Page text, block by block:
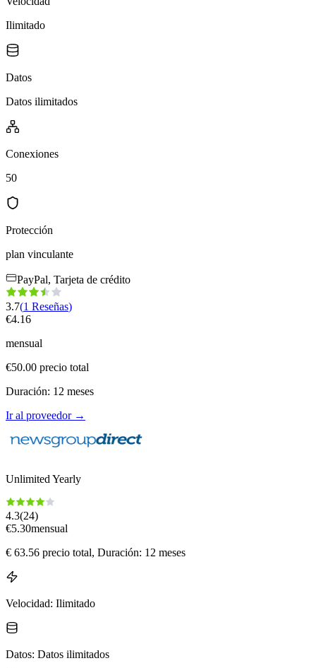
Ilimitado
Datos
Datos ilimitados
Conexiones
50
Protección
plan vinculante
PayPal, Tarjeta de crédito
3.7(1 Reseñas)
€4.16
mensual
€50.00 precio total
Duración: 12 meses
Ir al proveedor→
Unlimited Yearly
4.3(24)
€5.30mensual
€ 63.56 precio total, Duración: 12 meses
Velocidad: Ilimitado
Datos: Datos ilimitados